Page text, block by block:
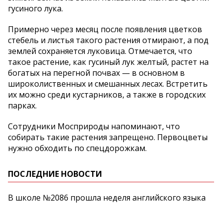
гусиного лука.
Примерно через месяц после появления цветков
стебель и листья такого растения отмирают, а под
землей сохраняется луковица. Отмечается, что
такое растение, как гусиный лук желтый, растет на
богатых на перегной почвах — в основном в
широколиственных и смешанных лесах. Встретить
их можно среди кустарников, а также в городских
парках.
Сотрудники Мосприроды напоминают, что
собирать такие растения запрещено. Первоцветы
нужно обходить по спецдорожкам.
ПОСЛЕДНИЕ НОВОСТИ
В школе №2086 прошла неделя английского языка